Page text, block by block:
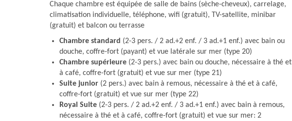
Chaque chambre est équipée de salle de bains (sèche-cheveux), carrelage,
climatisation individuelle, téléphone, wifi (gratuit), TV-satellite, minibar
(gratuit) et balcon ou terrasse
Chambre standard (2-3 pers. / 2 ad.+2 enf. / 3 ad.+1 enf.) avec bain ou
douche, coffre-fort (payant) et vue latérale sur mer (type 20)
Chambre supérieure (2-3 pers.) avec bain ou douche, nécessaire à thé et
à café, coffre-fort (gratuit) et vue sur mer (type 21)
Suite junior (2 pers.) avec bain à remous, nécessaire à thé et à café,
coffre-fort (gratuit) et vue sur mer (type 22)
Royal Suite (2-3 pers. / 2 ad.+2 enf. / 3 ad.+1 enf.) avec bain à remous,
nécessaire à thé et à café, coffre-fort (gratuit) et vue sur mer: 2